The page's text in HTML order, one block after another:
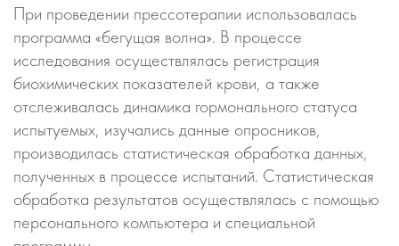
При проведении прессотерапии использовалась
программа «бегущая волна». В процессе
исследования осуществлялась регистрация
биохимических показателей крови, а также
отслеживалась динамика гормонального статуса
испытуемых, изучались данные опросников,
производилась статистическая обработка данных,
полученных в процессе испытаний. Статистическая
обработка результатов осуществлялась с помощью
персонального компьютера и специальной